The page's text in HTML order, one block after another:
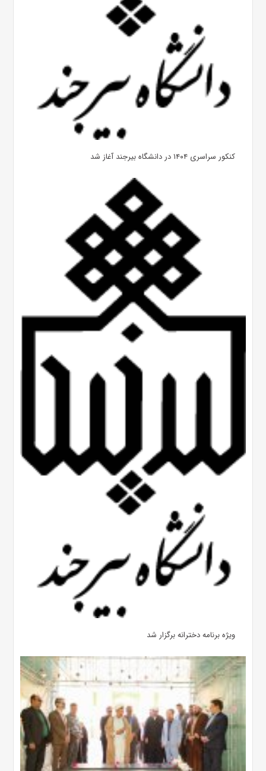
کنکور سراسری ۱۴۰۴ در دانشگاه بیرجند آغاز شد
ویژه برنامه دخترانه برگزار شد